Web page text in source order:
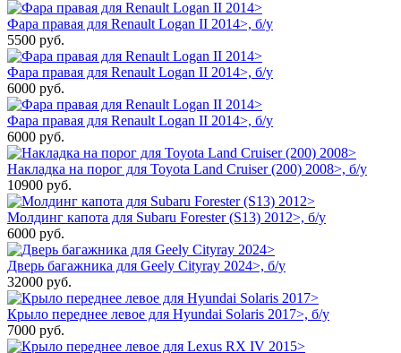
Фара правая для Renault Logan II 2014>, б/у
5500 руб.
Фара правая для Renault Logan II 2014>, б/у
6000 руб.
Фара правая для Renault Logan II 2014>, б/у
6000 руб.
Накладка на порог для Toyota Land Cruiser (200) 2008>, б/у
10900 руб.
Молдинг капота для Subaru Forester (S13) 2012>, б/у
6000 руб.
Дверь багажника для Geely Cityray 2024>, б/у
32000 руб.
Крыло переднее левое для Hyundai Solaris 2017>, б/у
7000 руб.